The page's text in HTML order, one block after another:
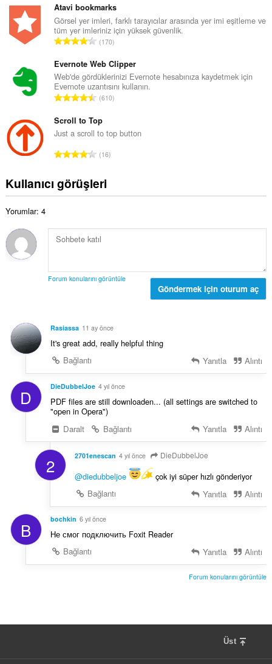
y
s
a
y
ı
s
ı
:
p
l
a
m
y
s
a
y
ı
s
:
Atavi bookmarks
Görsel yer imleri, farklı tarayıcılar arasında yer imi eşitleme ve
tüm yer imleriniz için yüksek güvenlik.
T
p
l
a
m
y
s
a
y
s
ı
170
Evernote Web Clipper
Web'de gördüklerinizi Evernote hesabınıza kaydetmek için
Evernote uzantısını kullanın.
T
p
l
m
y
s
ı
s
610
Scroll to Top
Just a scroll to top button
T
l
o
y
y
:
16
Kullanıcı görüşleri
Yorumlar: 4
Forum konularını görüntüle
Göndermek için oturum aç
Rasiassa 11 ay önce
It's great add, really helpful thing
Bağlantı
Yanıtla Alıntı
D DieDubbelJoe 4 yıl önce
PDF files are still downloaden... (all settings are switched to
"open in Opera")
Daralt
Bağlantı Yanıtla Alıntı
2 2701enescan 4 yıl önce DieDubbelJoe
@diedubbeljoe
çok iyi süper hızlı gönderiyor
Bağlantı
Yanıtla Alıntı
B bochkin 6 yıl önce
Не смог подключить Foxit Reader
Bağlantı
Yanıtla Alıntı
Forum konularını görüntüle
Üst